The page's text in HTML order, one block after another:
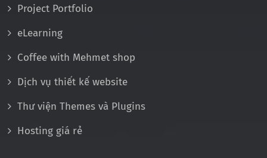
Project Portfolio
eLearning
Coffee with Mehmet shop
Dịch vụ thiết kế website
Thư viện Themes và Plugins
Hosting giá rẻ